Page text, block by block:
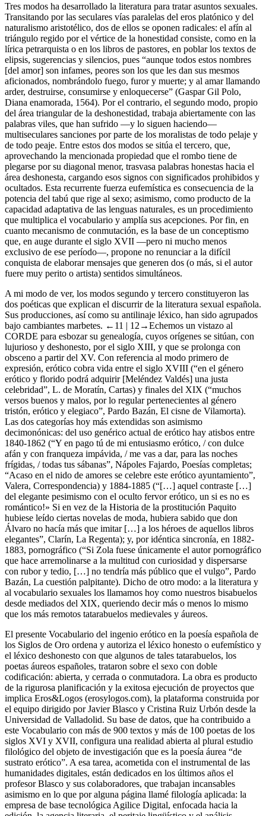
Tres modos ha desarrollado la literatura para tratar asuntos sexuales.
Transitando por las seculares vías paralelas del eros platónico y del
naturalismo aristotélico, dos de ellos se oponen radicales: el afín al
triángulo regido por el vértice de la honestidad consiste, como en la
lírica petrarquista o en los libros de pastores, en poblar los textos de
elipsis, sugerencias y silencios, pues “aunque todos estos nombres
[del amor] son infames, peores son los que les dan sus mesmos
aficionados, nombrándolo fuego, furor y muerte; y al amar llamando
arder, destruirse, consumirse y enloquecerse” (Gaspar Gil Polo,
Diana enamorada, 1564). Por el contrario, el segundo modo, propio
del área triangular de la deshonestidad, trabaja abiertamente con las
palabras viles, que han sufrido —y lo siguen haciendo—
multiseculares sanciones por parte de los moralistas de todo pelaje y
de todo peaje. Entre estos dos modos se sitúa el tercero, que,
aprovechando la mencionada propiedad que el rombo tiene de
plegarse por su diagonal menor, trasvasa palabras honestas hacia el
área deshonesta, cargando esos signos con significados prohibidos y
ocultados. Esta recurrente fuerza eufemística es consecuencia de la
potencia del tabú que rige al sexo; asimismo, como producto de la
capacidad adaptativa de las lenguas naturales, es un procedimiento
que multiplica el vocabulario y amplía sus acepciones. Por fin, en
cuanto mecanismo de conmutación, es la base de un conceptismo
que, en auge durante el siglo XVII —pero ni mucho menos
exclusivo de ese período—, propone no renunciar a la difícil
conquista de elaborar mensajes que generen dos (o más, si el autor
fuere muy perito o artista) sentidos simultáneos.
A mi modo de ver, los modos segundo y tercero constituyeron las
dos poéticas que explican el discurrir de la literatura sexual española.
Sus producciones, así como su antilinaje léxico, han sido agrupados
bajo cambiantes marbetes. ←11 | 12→Echemos un vistazo al
CORDE para esbozar su genealogía, cuyos orígenes se sitúan, con
lujurioso y deshonesto, por el siglo XIII, y que se prolonga con
obsceno a partir del XV. Con referencia al modo primero de
expresión, erótico cobra vida entre el siglo XVIII (“en el género
erótico y florido podrá adquirir [Meléndez Valdés] una justa
celebridad”, L. de Moratín, Cartas) y finales del XIX (“muchos
versos buenos y malos, por lo regular pertenecientes al género
tristón, erótico y elegiaco”, Pardo Bazán, El cisne de Vilamorta).
Las dos categorías hoy más extendidas son asimismo
decimonónicas: del uso genérico actual de erótico hay atisbos entre
1840-1862 (“Y en pago tú de mi entusiasmo erótico, / con dulce
afán y con franqueza impávida, / me vas a dar, para las noches
frígidas, / todas tus sábanas”, Nápoles Fajardo, Poesías completas;
“Acaso en el nido de amores se celebre este erótico ayuntamiento”,
Valera, Correspondencia) y 1884-1885 (“[…] aquel contraste […]
del elegante pesimismo con el oculto fervor erótico, un si es no es
romántico!» Si en vez de la Historia de la prostitución Paquito
hubiese leído ciertas novelas de moda, hubiera sabido que don
Álvaro no hacía más que imitar […] a los héroes de aquellos libros
elegantes”, Clarín, La Regenta); y, por idéntica sincronía, en 1882-
1883, pornográfico (“Si Zola fuese únicamente el autor pornográfico
que hace arremolinarse a la multitud con curiosidad y dispersarse
con rubor y tedio, […] no tendría más público que el vulgo”, Pardo
Bazán, La cuestión palpitante). Dicho de otro modo: a la literatura y
al vocabulario sexuales los llamamos hoy como nuestros bisabuelos
desde mediados del XIX, queriendo decir más o menos lo mismo
que los más remotos tatarabuelos medievales y áureos.
El presente Vocabulario del ingenio erótico en la poesía española de
los Siglos de Oro ordena y autoriza el léxico honesto o eufemístico y
el léxico deshonesto con que algunos de tales tatarabuelos, los
poetas áureos españoles, trataron sobre el sexo con doble
codificación: abierta, y cerrada o conmutadora. La obra es producto
de la rigurosa planificación y la exitosa ejecución de proyectos que
implica Eros&Logos (erosylogos.com), la plataforma construida por
el equipo dirigido por Javier Blasco y Cristina Ruiz Urbón desde la
Universidad de Valladolid. Su base de datos, que ha contribuido a
este Vocabulario con más de 900 textos y más de 100 poetas de los
siglos XVI y XVII, configura una realidad abierta al plural estudio
filológico del objeto de investigación que es la poesía áurea “de
sustrato erótico”. A esa tarea, acometida con el instrumental de las
humanidades digitales, están dedicados en los últimos años el
profesor Blasco y sus colaboradores, que trabajan incansables
asimismo en lo que por alguna página llamé filología aplicada: la
empresa de base tecnológica Agilice Digital, enfocada hacia la